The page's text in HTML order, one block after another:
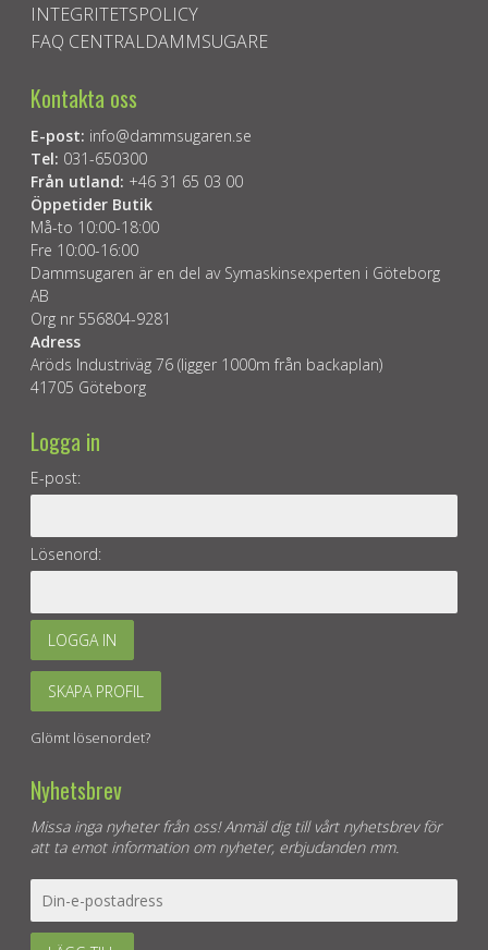
INTEGRITETSPOLICY
FAQ CENTRALDAMMSUGARE
Kontakta oss
E-post: info@dammsugaren.se
Tel: 031-650300
Från utland: +46 31 65 03 00
Öppetider Butik
Må-to 10:00-18:00
Fre 10:00-16:00
Dammsugaren är en del av Symaskinsexperten i Göteborg
AB
Org nr 556804-9281
Adress
Aröds Industriväg 76 (ligger 1000m från backaplan)
41705 Göteborg
Logga in
E-post:
Lösenord:
LOGGA IN
SKAPA PROFIL
Glömt lösenordet?
Nyhetsbrev
Missa inga nyheter från oss! Anmäl dig till vårt nyhetsbrev för
att ta emot information om nyheter, erbjudanden mm.